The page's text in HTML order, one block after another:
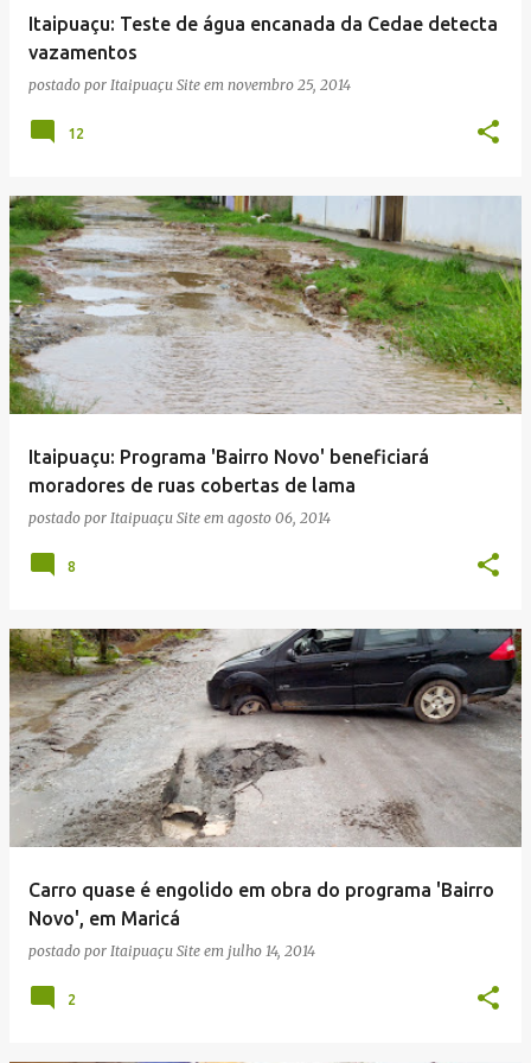
Itaipuaçu: Teste de água encanada da Cedae detecta
vazamentos
postado por Itaipuaçu Site em novembro 25, 2014
12
Itaipuaçu: Programa 'Bairro Novo' beneficiará
moradores de ruas cobertas de lama
postado por Itaipuaçu Site em agosto 06, 2014
8
Carro quase é engolido em obra do programa 'Bairro
Novo', em Maricá
postado por Itaipuaçu Site em julho 14, 2014
2